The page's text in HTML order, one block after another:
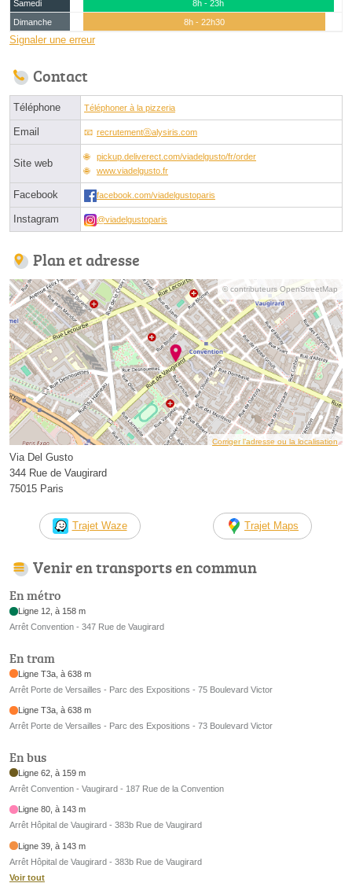
Samedi
8h - 23h
Dimanche
8h - 22h30
Signaler une erreur
Contact
Téléphone Téléphoner à la pizzeria
Email recrutementⓐalysiris.com
Site web
pickup.deliverect.com/viadelgusto/fr/order
www.viadelgusto.fr
Facebook facebook.com/viadelgustoparis
Instagram @viadelgustoparis
Plan et adresse
© contributeurs OpenStreetMap
Corriger l’adresse ou la localisation
Via Del Gusto
344 Rue de Vaugirard
75015 Paris
Trajet Waze Trajet Maps
Venir en transports en commun
En métro
Ligne 12, à 158 m
Arrêt Convention - 347 Rue de Vaugirard
En tram
Ligne T3a, à 638 m
Arrêt Porte de Versailles - Parc des Expositions - 75 Boulevard Victor
Ligne T3a, à 638 m
Arrêt Porte de Versailles - Parc des Expositions - 73 Boulevard Victor
En bus
Ligne 62, à 159 m
Arrêt Convention - Vaugirard - 187 Rue de la Convention
Ligne 80, à 143 m
Arrêt Hôpital de Vaugirard - 383b Rue de Vaugirard
Ligne 39, à 143 m
Arrêt Hôpital de Vaugirard - 383b Rue de Vaugirard
Voir tout